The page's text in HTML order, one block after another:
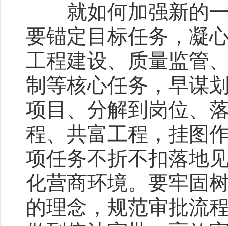
就如何加强新的一
要锚定目标任务，凝
工程建设、质量监管
制等核心任务，早谋
项目、分解到岗位、
程、共富工程，挂图
项任务不折不扣落地
化营商环境。要牢固
的理念，规范审批流